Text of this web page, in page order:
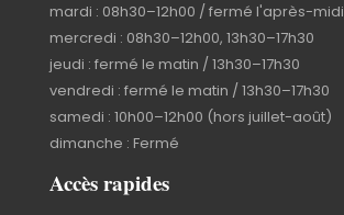
mardi : 08h30–12h00 / fermé l'après-midi
mercredi : 08h30–12h00, 13h30–17h30
jeudi : fermé le matin / 13h30–17h30
vendredi : fermé le matin / 13h30–17h30
samedi : 10h00–12h00 (hors juillet-août)
dimanche : Fermé
Accès rapides